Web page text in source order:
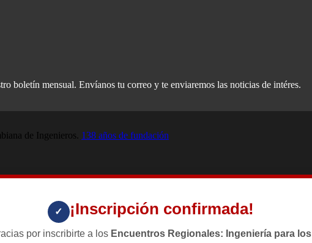
boletín mensual. Envíanos tu correo y te enviaremos las noticias de intéres.
de Ingenieros. 138 años de fundación
✓ ¡Inscripción confirmada!
por inscribirte a los Encuentros Regionales: Ingeniería para los